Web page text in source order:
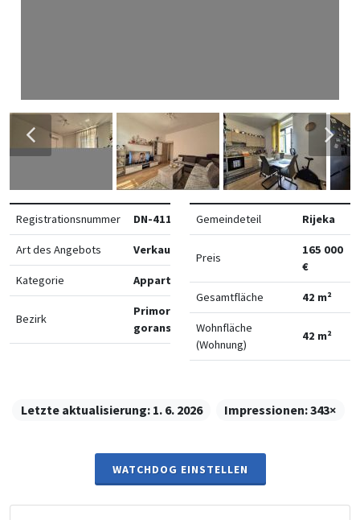
Registrationsnummer DN-41138
Art des Angebots Verkauf
Kategorie Appartements
Bezirk
Primorsko-
goranska
Gemeindeteil Rijeka
Preis
165 000
€
Gesamtfläche 42 m²
Wohnfläche
(Wohnung)
42 m²
Letzte aktualisierung: 1. 6. 2026 Impressionen:343×
WATCHDOG EINSTELLEN